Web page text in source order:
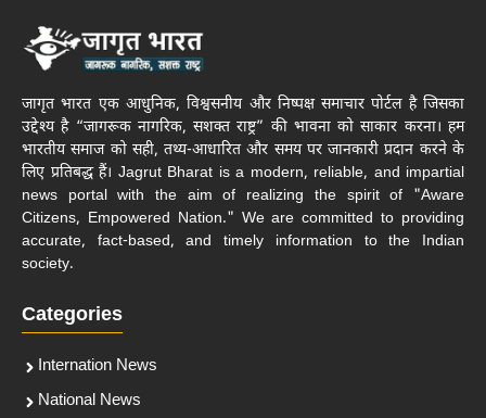
जागृत भारत एक आधुनिक, विश्वसनीय और निष्पक्ष समाचार पोर्टल है जिसका
उद्देश्य है “जागरूक नागरिक, सशक्त राष्ट्र” की भावना को साकार करना। हम
भारतीय समाज को सही, तथ्य-आधारित और समय पर जानकारी प्रदान करने के
लिए प्रतिबद्ध हैं। Jagrut Bharat is a modern, reliable, and impartial
news portal with the aim of realizing the spirit of "Aware
Citizens, Empowered Nation." We are committed to providing
accurate, fact-based, and timely information to the Indian
society.
Categories
Internation News
National News